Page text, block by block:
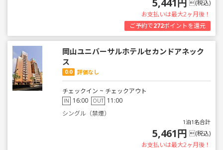
5,441円 (税込)
お支払いは最大2ヶ月後！
ご予約で272ポイントを還元
岡山ユニバーサルホテルセカンドアネック
ス
0.0 評価なし
チェックイン ~ チェックアウト
IN 16:00 OUT 11:00
シングル（禁煙）
1泊1名合計
5,461円 (税込)
お支払いは最大2ヶ月後！